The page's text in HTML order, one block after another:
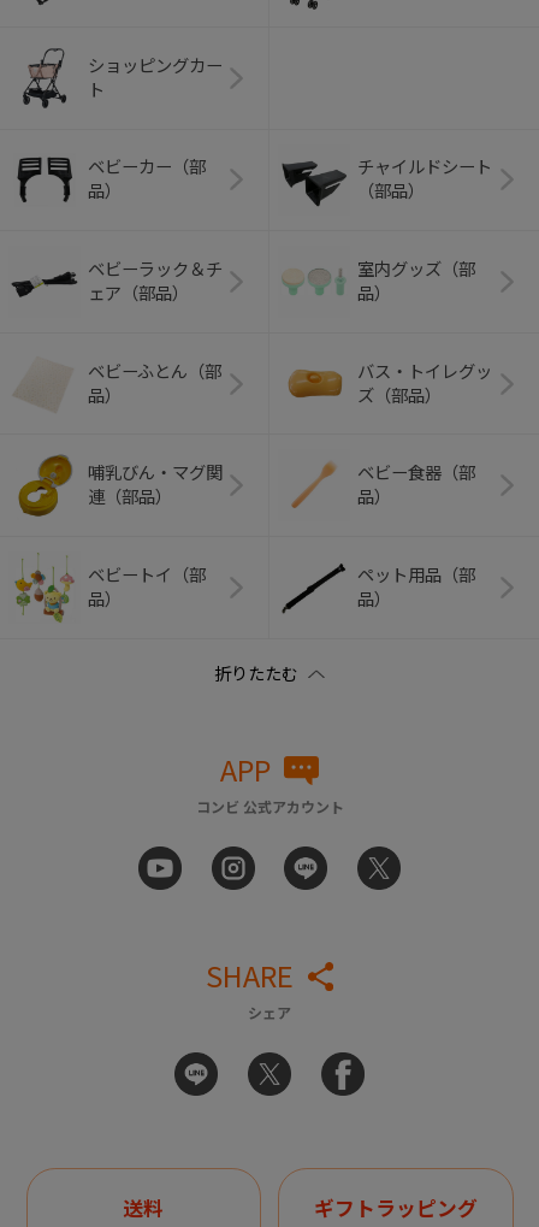
ショッピングカー
ト
ベビーカー（部
品）
チャイルドシート
（部品）
ベビーラック＆チ
ェア（部品）
室内グッズ（部
品）
ベビーふとん（部
品）
バス・トイレグッ
ズ（部品）
哺乳びん・マグ関
連（部品）
ベビー食器（部
品）
ベビートイ（部
品）
ペット用品（部
品）
APP
コンビ 公式アカウント
SHARE
シェア
送料 ギフトラッピング